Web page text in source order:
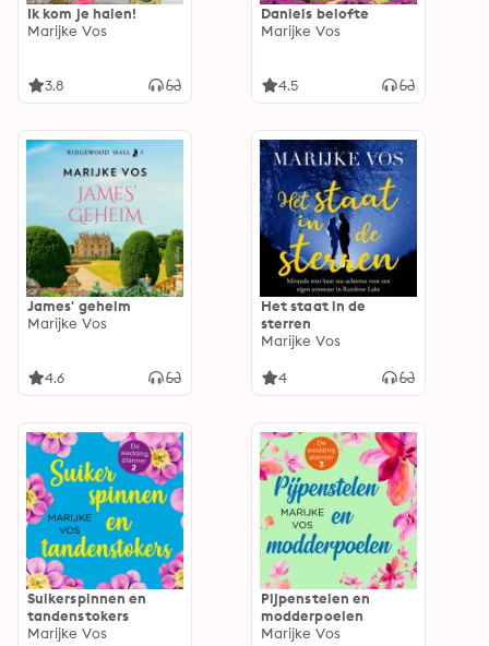
Ik kom je halen!
Marijke Vos
3.8
Daniels belofte
Marijke Vos
4.5
James' geheim
Marijke Vos
4.6
Het staat in de
sterren
Marijke Vos
4
Suikerspinnen en
tandenstokers
Marijke Vos
Pijpenstelen en
modderpoelen
Marijke Vos